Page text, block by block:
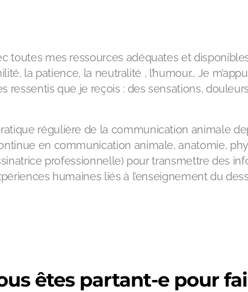
toutes mes ressources adéquates et
la patience, la neutralité , l’humour... Je
ressentis que je reçois : des sensations,
régulière de la communication animale
en communication animale, anatomie,
professionnelle) pour transmettre des
humaines liés à l’enseignement du
êtes partant-e pour